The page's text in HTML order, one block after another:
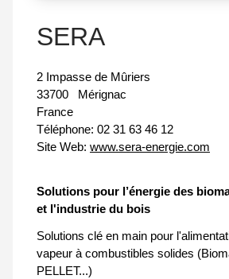
SERA
2 Impasse de Mûriers
33700
Mérignac
France
Téléphone: 02 31 63 46 12
Site Web: www.sera-energie.com
Solutions pour l’énergie des
et l'industrie du bois
Solutions clé en main pour
vapeur à combustibles solides
PELLET...)